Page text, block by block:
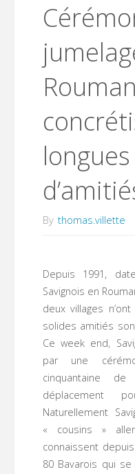
By thomas.villette
Depuis 1991,
Savignois en
deux villages
solides amitiés
Ce week end,
par une
cinquantaine
déplacement
Naturellement
« cousins »
connaissent
80 Bavarois qui